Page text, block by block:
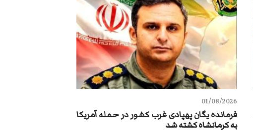
01/08/2026
فرمانده یگان پهپادی غرب کشور در حمله آمریکا
به کرمانشاه کشته شد